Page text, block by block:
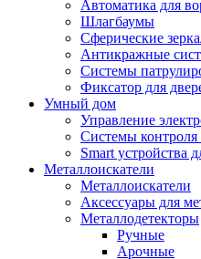
Автоматика для
Шлагбаумы
Сферические
Антикражные
Системы
Фиксатор для
Умный дом
Управление
Системы
Smart устройства
Металлоискатели
Металлоискатели
Аксессуары для
Металлодетекторы
Ручные
Арочные